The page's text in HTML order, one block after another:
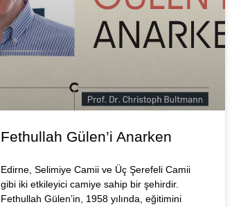
Fethullah Gülen’i Anarken
Edirne, Selimiye Camii ve Üç Şerefeli Camii
gibi iki etkileyici camiye sahip bir şehirdir.
Fethullah Gülen’in, 1958 yılında, eğitimini